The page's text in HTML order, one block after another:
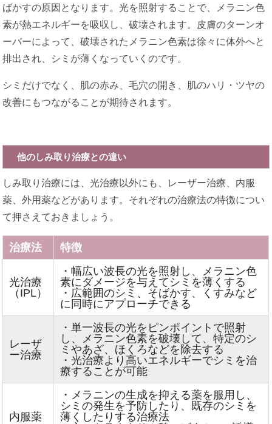
ばかすの原因となります。光を照射することで、メラニン色
素が熱エネルギーを吸収し、破壊されます。皮膚のターンオ
ーバーによって、破壊されたメラニン色素は徐々に体外へと
排出され、シミが薄くなっていくのです。
シミだけでなく、肌の赤み、毛穴の開き、肌のハリ・ツヤの
改善にもつながることが期待されます。
他のしみ取り治療との違い
しみ取り治療には、光治療以外にも、レーザー治療、内服
薬、外用薬などがあります。それぞれの治療法の特徴につい
て押さえておきましょう。
治療法 特徴
光治療
（IPL）
・幅広い波長の光を照射し、メラニン色
素にダメージを与えてシミを薄くする
・広範囲のシミ、そばかす、くすみなど
に同時にアプローチできる
レーザ
ー治療
・単一波長の光をピンポイントで照射
し、メラニン色素を破壊して、特定のシ
ミやあざ、ほくろなどを除去する
・光治療より高いエネルギーでシミを治
療することが可能
内服薬
・メラニンの生成を抑える薬を服用し、
シミの発生を予防したり、既存のシミを
薄くしたりする治療法